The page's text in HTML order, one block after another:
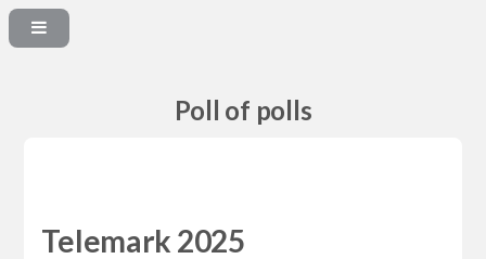
Poll of polls
Telemark 2025